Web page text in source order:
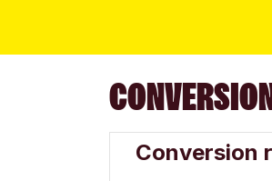
Conversion